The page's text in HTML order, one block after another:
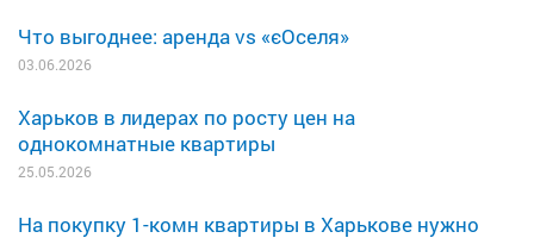
Что выгоднее: аренда vs «єОселя»
03.06.2026
Харьков в лидерах по росту цен на
однокомнатные квартиры
25.05.2026
На покупку 1-комн квартиры в Харькове нужно